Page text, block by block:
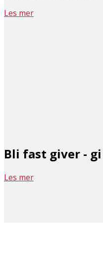
Les mer
Bli fast giver -
Les mer